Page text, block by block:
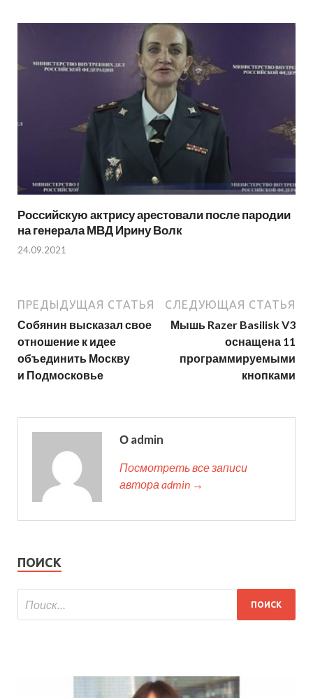
Российскую актрису арестовали после пародии
на генерала МВД Ирину Волк
24.09.2021
ПРЕДЫДУЩАЯ СТАТЬЯ
Собянин высказал свое
отношение к идее
объединить Москву
и Подмосковье
СЛЕДУЮЩАЯ СТАТЬЯ
Мышь Razer Basilisk V3
оснащена 11
программируемыми
кнопками
О admin
Посмотреть все записи
автора admin →
ПОИСК